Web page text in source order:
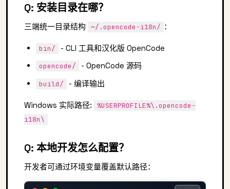
Q: 安装目录在哪？
三端统一目录结构 ~/.opencode-i18n/ ：
bin/ - CLI 工具和汉化版 OpenCode
opencode/ - OpenCode 源码
build/ - 编译输出
Windows 实际路径:
%USERPROFILE%\.opencode-
i18n\
Q: 本地开发怎么配置？
开发者可通过环境变量覆盖默认路径：